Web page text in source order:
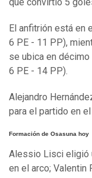
El anfitrión está en
6 PE - 11 PP),
se ubica en
6 PE - 14 PP).
Alejandro
para el partido en
Formación de Osasuna hoy
Alessio Lisci eligió
en el arco; Valentin